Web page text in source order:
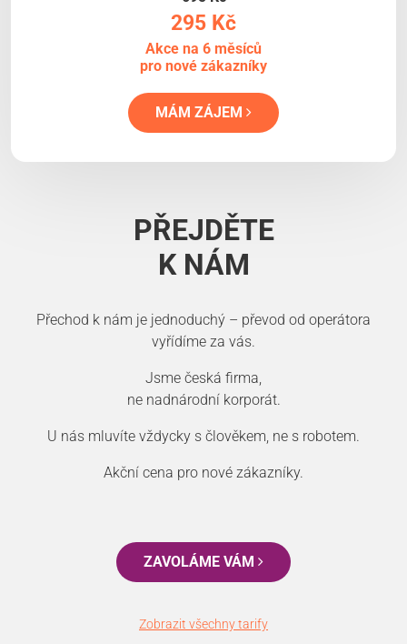
295 Kč
Akce na 6 měsíců
pro nové zákazníky
MÁM ZÁJEM
PŘEJDĚTE
K NÁM
Přechod k nám je jednoduchý – převod od operátora
vyřídíme za vás.
Jsme česká firma,
ne nadnárodní korporát.
U nás mluvíte vždycky s člověkem, ne s robotem.
Akční cena pro nové zákazníky.
ZAVOLÁME VÁM
Zobrazit všechny tarify